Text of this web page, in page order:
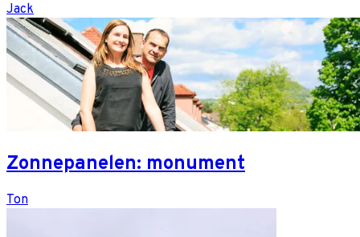
Jack
Zonnepanelen: monument
Ton